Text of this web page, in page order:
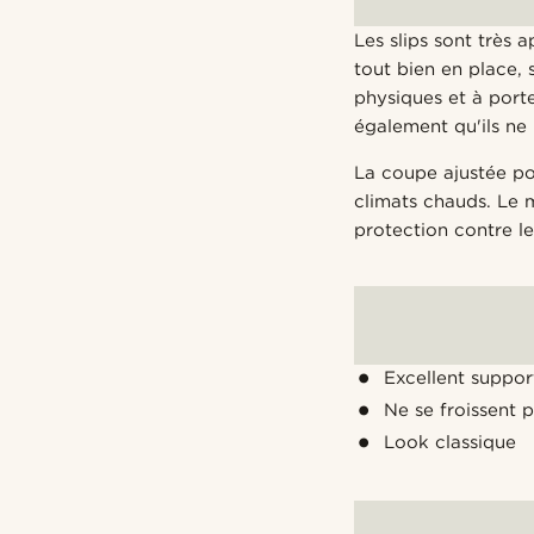
Les slips sont très
tout bien en place,
physiques et à
également qu'ils ne
La coupe ajustée
climats chauds. Le
protection contre
Excellent
Ne se froissent
Look classique